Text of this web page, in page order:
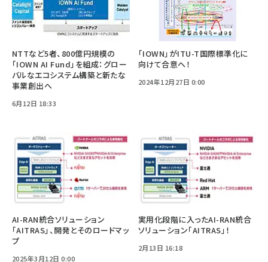
NTTなど5者、800億円規模の
「IOWN AI Fund」を組成：グロー
バルなエコシステム構築と新たな
事業創出へ
6月12日 18:33
「IOWN」がITU-T国際標準化に
向けて合意へ！
2024年12月27日 0:00
AI-RAN統合ソリューション
「AITRAS」、開発とそのロードマッ
プ
2025年3月12日 0:00
実用化段階に入ったAI-RAN統合
ソリューション「AITRAS」！
2月13日 16:18